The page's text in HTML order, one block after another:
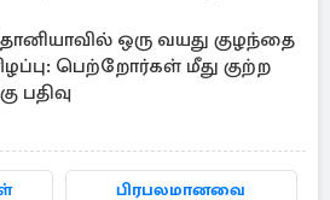
ஒரு வயது குழந்தை
பெற்றோர்கள் மீது குற்ற
பதிவு
பிரபலமானவை